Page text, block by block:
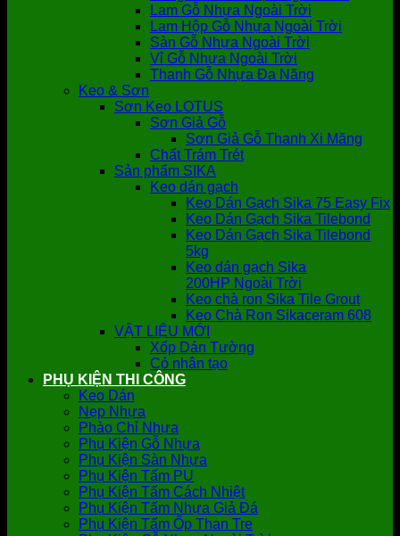
Lam Gỗ Nhựa Ngoài Trời
Lam Hộp Gỗ Nhựa Ngoài Trời
Sàn Gỗ Nhựa Ngoài Trời
Vỉ Gỗ Nhựa Ngoài Trời
Thanh Gỗ Nhựa Đa Năng
Keo & Sơn
Sơn Keo LOTUS
Sơn Giả Gỗ
Sơn Giả Gỗ Thanh Xi Măng
Chất Trám Trét
Sản phẩm SIKA
Keo dán gạch
Keo Dán Gạch Sika 75 Easy Fix
Keo Dán Gạch Sika Tilebond
Keo Dán Gạch Sika Tilebond
5kg
Keo dán gạch Sika
200HP Ngoài Trời
Keo chà ron Sika Tile Grout
Keo Chà Ron Sikaceram 608
VẬT LIỆU MỚI
Xốp Dán Tường
Cỏ nhân tạo
PHỤ KIỆN THI CÔNG
Keo Dán
Nẹp Nhựa
Phào Chỉ Nhựa
Phụ Kiện Gỗ Nhựa
Phụ Kiện Sàn Nhựa
Phụ Kiện Tấm PU
Phụ Kiện Tấm Cách Nhiệt
Phụ Kiện Tấm Nhựa Giả Đá
Phụ Kiện Tấm Ốp Than Tre